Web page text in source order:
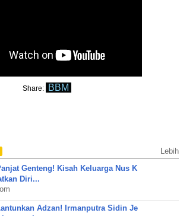
Share: BBM
Lebih
Genteng! Kisah Keluarga Nus K
Diri...
Adzan! Irmanputra Sidin Je